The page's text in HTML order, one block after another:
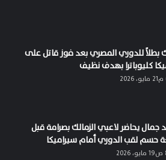
بطلاً للدوري المصري بعد فوز قاتل على
كليوباترا بهدف نظيف
جمال يحاضر لاعبي الزمالك بصرامة قبل
حسم لقب الدوري أمام سيراميكا